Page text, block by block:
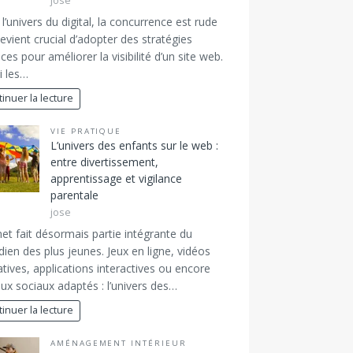
du digital, la concurrence est rude
crucial d’adopter des stratégies
pour améliorer la visibilité d’un site web.
les…
la lecture
VIE PRATIQUE
L’univers des enfants sur le web :
entre divertissement,
apprentissage et vigilance
parentale
jose
fait désormais partie intégrante du
des plus jeunes. Jeux en ligne, vidéos
applications interactives ou encore
sociaux adaptés : l’univers des…
la lecture
AMÉNAGEMENT INTÉRIEUR